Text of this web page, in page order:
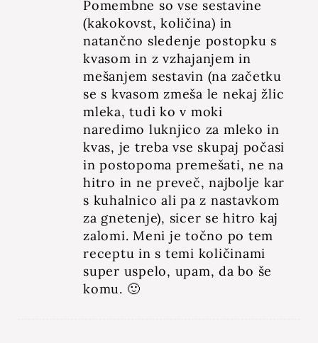
Pomembne so vse sestavine
(kakokovst, količina) in
natančno sledenje postopku s
kvasom in z vzhajanjem in
mešanjem sestavin (na začetku
se s kvasom zmeša le nekaj žlic
mleka, tudi ko v moki
naredimo luknjico za mleko in
kvas, je treba vse skupaj počasi
in postopoma premešati, ne na
hitro in ne preveč, najbolje kar
s kuhalnico ali pa z nastavkom
za gnetenje), sicer se hitro kaj
zalomi. Meni je točno po tem
receptu in s temi količinami
super uspelo, upam, da bo še
komu. 🙂